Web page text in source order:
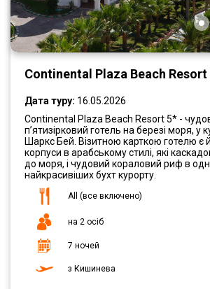
Continental Plaza Beach Resort
Дата туру: 16.05.2026
Continental Plaza Beach Resort 5* -
п’ятизірковий готель на березі моря, у
Шаркс Бей. Візитною карткою готелю є
корпуси в арабському стилі, які
до моря, і чудовий кораловий риф в
найкрасивіших бухт курорту.
All (все включено)
на 2 осіб
7 ночей
з Кишинева